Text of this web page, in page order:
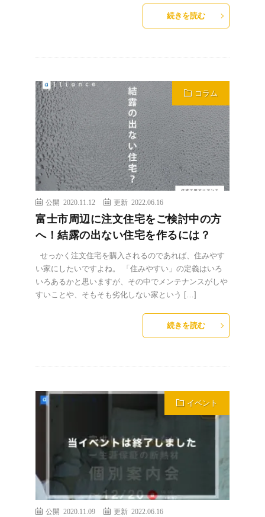
続きを読む
コラム
公開 2020.11.12 更新 2022.06.16
富士市周辺に注文住宅をご検討中の方
へ！結露の出ない住宅を作るには？
せっかく注文住宅を購入されるのであれば、住みやす
い家にしたいですよね。 「住みやすい」の定義はいろ
いろあるかと思いますが、その中でメンテナンスがしや
すいことや、そもそも劣化しない家という […]
続きを読む
イベント
公開 2020.11.09 更新 2022.06.16